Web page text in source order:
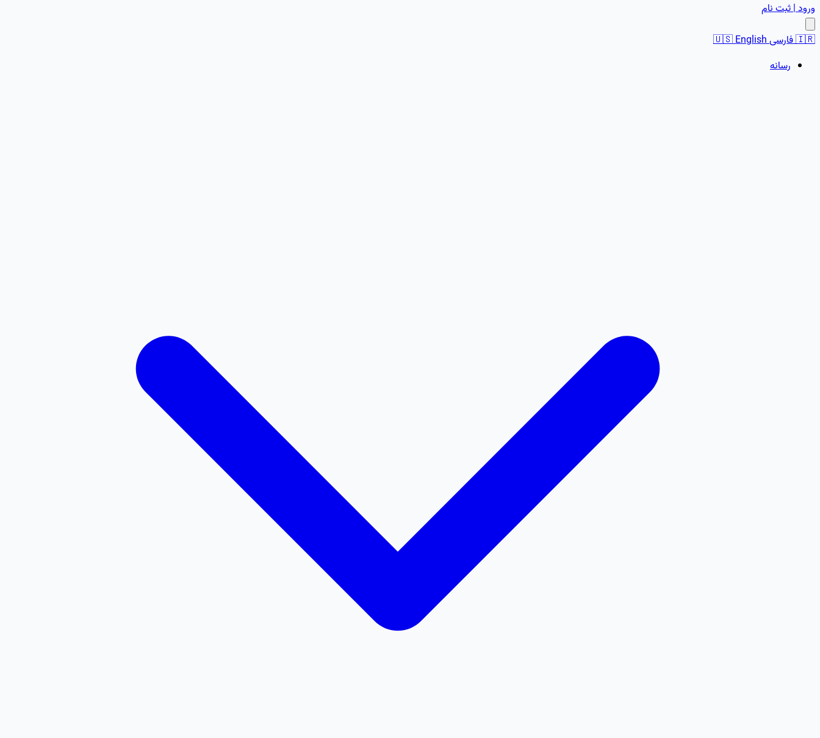
ورود | ثبت نام
🇮🇷فارسی 🇺🇸English
رسانه